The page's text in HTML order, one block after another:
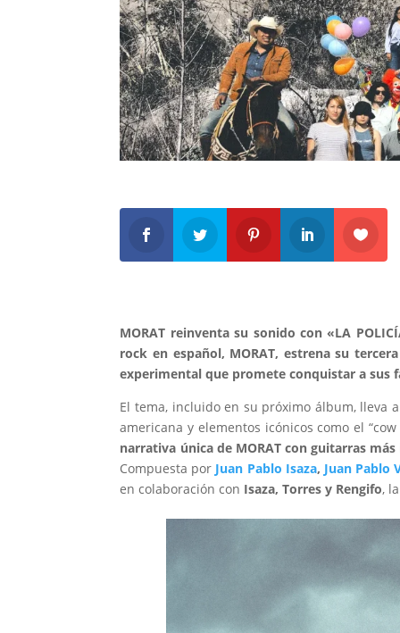
MORAT reinventa su sonido con «LA
rock en español, MORAT, estrena su
experimental que promete conquistar a sus
El tema, incluido en su próximo álbum, lleva
americana y elementos icónicos como el
narrativa única de MORAT con guitarras
Compuesta por Juan Pablo Isaza, Juan Pablo
en colaboración con Isaza, Torres y Rengifo,